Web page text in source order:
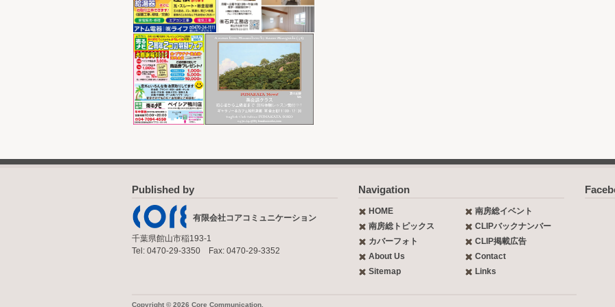
Published by
有限会社コアコミュニケーション
千葉県館山市稲193-1
Tel: 0470-29-3350 Fax: 0470-29-3352
Navigation
HOME
南房総イベント
南房総トピックス
CLIPバックナンバー
カバーフォト
CLIP掲載広告
About Us
Contact
Sitemap
Links
Copyright © 2026 Core Communication.